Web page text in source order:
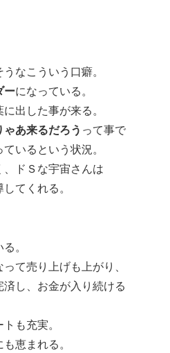
なこういう口癖。
ーになっている。
出した事が来る。
あ来るだろう って事で
いるという状況。
、ドＳな宇宙さんは
てくれる。
。
て売り上げも上がり、
し、お金が入り続ける
も充実。
恵まれる。